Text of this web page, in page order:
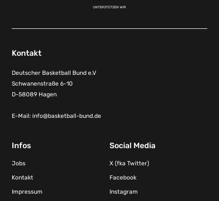
UNTERSTÜTZEN WIR
Kontakt
Deutscher Basketball Bund e.V
Schwanenstraße 6-10
D-58089 Hagen
E-Mail: info@basketball-bund.de
Infos
Jobs
Kontakt
Impressum
Social Media
X (fka Twitter)
Facebook
Instagram